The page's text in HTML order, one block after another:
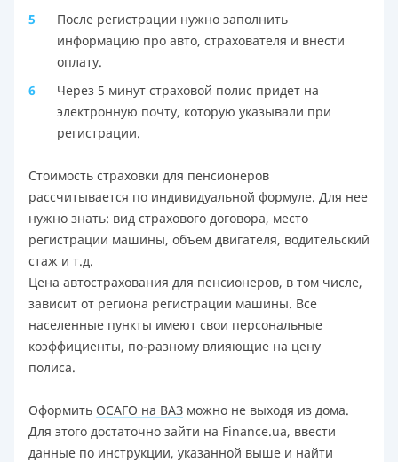
После регистрации нужно заполнить
информацию про авто, страхователя и внести
оплату.
Через 5 минут страховой полис придет на
электронную почту, которую указывали при
регистрации.
Стоимость страховки для пенсионеров
рассчитывается по индивидуальной формуле. Для нее
нужно знать: вид страхового договора, место
регистрации машины, объем двигателя, водительский
стаж и т.д.
Цена автострахования для пенсионеров, в том числе,
зависит от региона регистрации машины. Все
населенные пункты имеют свои персональные
коэффициенты, по-разному влияющие на цену
полиса.
Оформить ОСАГО на ВАЗ можно не выходя из дома.
Для этого достаточно зайти на Finance.ua, ввести
данные по инструкции, указанной выше и найти